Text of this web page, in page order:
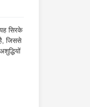
सिरके
जिससे